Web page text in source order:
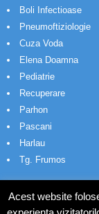
Boli Infectioase
Pneumoftiziologie
Cuza Voda
Elena Doamna
Pediatrie
Recuperare
Parhon
Pascani
Harlau
Tg. Frumos
Acest website